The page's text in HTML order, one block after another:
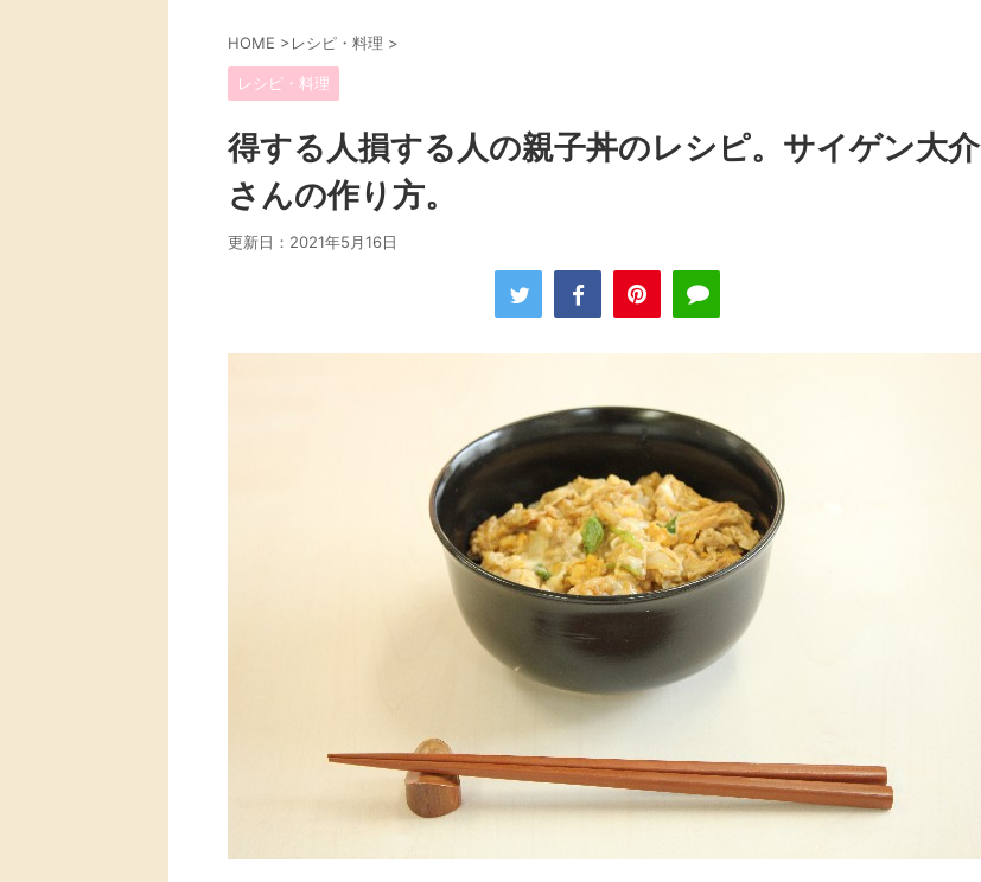
HOME >レシピ・料理 >
レシピ・料理
得する人損する人の親子丼のレシピ。サイゲン大介
さんの作り方。
更新日： 2021年5月16日